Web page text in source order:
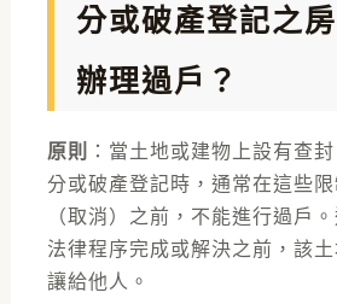
分或破產登記之
辦理過戶？
原則 ： 當土地或建物上設有查封
分或破產登記時，通常在這些
（取消）之前，不能進行過戶
法律程序完成或解決之前，該
讓給他人。